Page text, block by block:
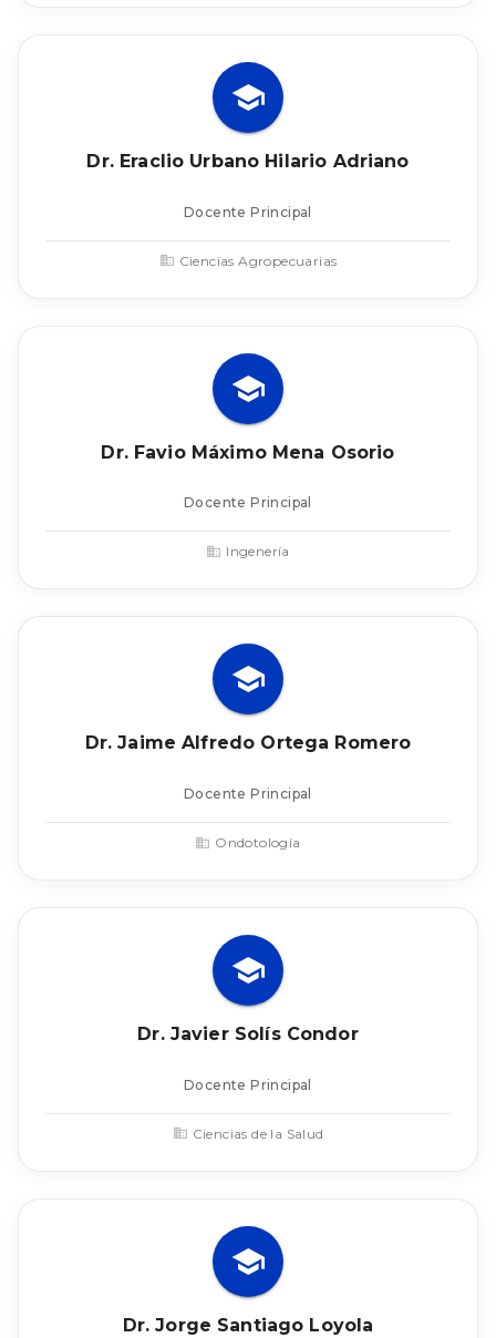
Dr. Eraclio Urbano Hilario Adriano
Docente Principal
Ciencias Agropecuarias
Dr. Favio Máximo Mena Osorio
Docente Principal
Ingenería
Dr. Jaime Alfredo Ortega Romero
Docente Principal
Ondotología
Dr. Javier Solís Condor
Docente Principal
Ciencias de la Salud
Dr. Jorge Santiago Loyola